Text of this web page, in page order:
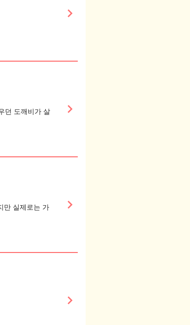
keyboard_arrow_right
던 도깨비가 살
keyboard_arrow_right
만 실제로는 가
keyboard_arrow_right
keyboard_arrow_right